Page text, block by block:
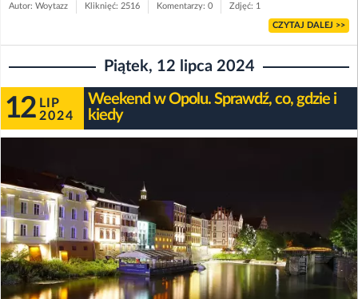
Autor: Woytazz Kliknięć: 2516 Komentarzy: 0 Zdjęć: 1
CZYTAJ DALEJ >>
Piątek, 12 lipca 2024
12 LIP
2024
Weekend w Opolu. Sprawdź, co, gdzie i
kiedy